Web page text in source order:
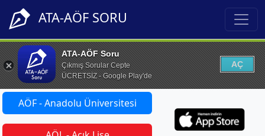
ATA-AÖF SORU
ATA-AÖF Soru
Çıkmış Sorular Cepte
ÜCRETSİZ - Google Play'de
AÇ
AÖF - Anadolu Üniversitesi